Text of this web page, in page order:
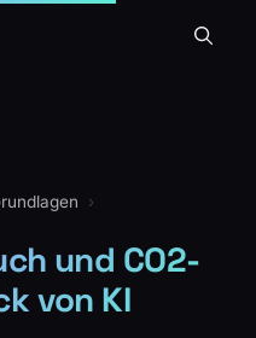
›
und CO2-
von KI